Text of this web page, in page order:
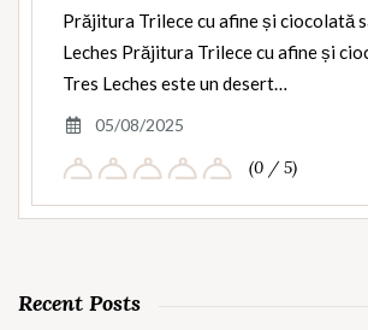
Prăjitura Trilece cu afine și ciocolată
Leches Prăjitura Trilece cu afine și
Tres Leches este un desert…
05/08/2025
(0 / 5)
Recent Posts